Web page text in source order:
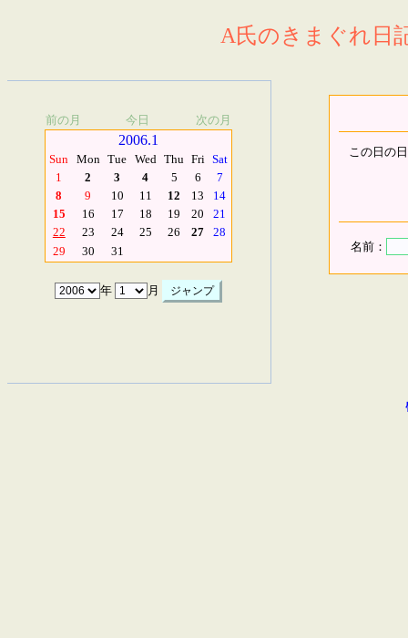
A氏のきまぐれ日
前の月 今日 次の月
2006.1
Sun Mon Tue Wed Thu Fri Sat
1
2 3 4 5 6
7
8
9 10 11 12 13
14
15
16 17 18 19 20
21
22
23 24 25 26 27
28
29
30 31
年 月
この日の
名前：